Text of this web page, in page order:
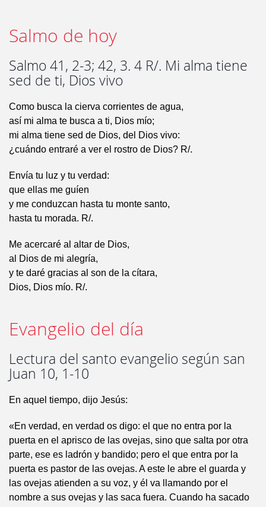
Salmo de hoy
Salmo 41, 2-3; 42, 3. 4 R/. Mi alma tiene
sed de ti, Dios vivo
Como busca la cierva corrientes de agua,
así mi alma te busca a ti, Dios mío;
mi alma tiene sed de Dios, del Dios vivo:
¿cuándo entraré a ver el rostro de Dios? R/.
Envía tu luz y tu verdad:
que ellas me guíen
y me conduzcan hasta tu monte santo,
hasta tu morada. R/.
Me acercaré al altar de Dios,
al Dios de mi alegría,
y te daré gracias al son de la cítara,
Dios, Dios mío. R/.
Evangelio del día
Lectura del santo evangelio según san
Juan 10, 1-10
En aquel tiempo, dijo Jesús:
«En verdad, en verdad os digo: el que no entra por la
puerta en el aprisco de las ovejas, sino que salta por otra
parte, ese es ladrón y bandido; pero el que entra por la
puerta es pastor de las ovejas. A este le abre el guarda y
las ovejas atienden a su voz, y él va llamando por el
nombre a sus ovejas y las saca fuera. Cuando ha sacado